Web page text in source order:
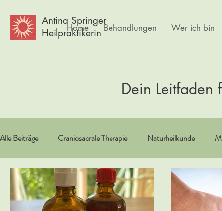
Antina Springer
Heilpraktikerin
Home Behandlungen Wer ich bin
Dein Leitfaden
Alle Beiträge Craniosacrale Therapie Naturheilkunde
Vitamine/Spurenelemente Spiritualität